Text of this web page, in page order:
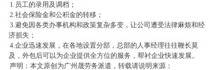
1.员工的录用及调档；
2.社会保险金和公积金的转移；
3.避免因各类办事机构和政策复杂多变，让公司遭受法律麻烦和经
济损失；
4.企业迅速发展，在各地设置分部，总部的人事经理往往鞭长莫
及，外包后可以为企业提供全方位的服务，帮衬企业快速发展。
声明：本文原创为广州晟劳务派遣，转载请说明来源：